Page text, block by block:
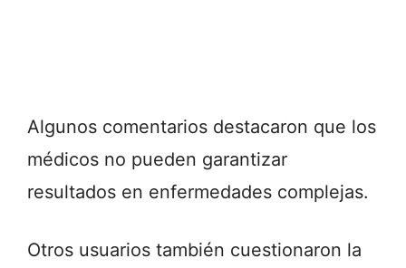
Algunos comentarios destacaron que los
médicos no pueden garantizar
resultados en enfermedades complejas.
Otros usuarios también cuestionaron la